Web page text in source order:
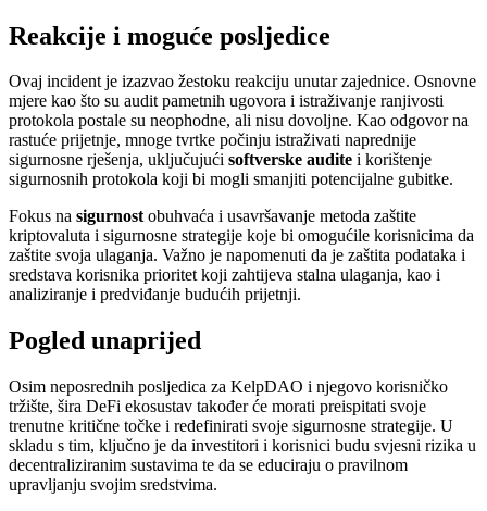
Reakcije i moguće posljedice
Ovaj incident je izazvao žestoku reakciju unutar zajednice. Osnovne
mjere kao što su audit pametnih ugovora i istraživanje ranjivosti
protokola postale su neophodne, ali nisu dovoljne. Kao odgovor na
rastuće prijetnje, mnoge tvrtke počinju istraživati naprednije
sigurnosne rješenja, uključujući softverske audite i korištenje
sigurnosnih protokola koji bi mogli smanjiti potencijalne gubitke.
Fokus na sigurnostobuhvaća i usavršavanje metoda zaštite
kriptovaluta i sigurnosne strategije koje bi omogućile korisnicima da
zaštite svoja ulaganja. Važno je napomenuti da je zaštita podataka i
sredstava korisnika prioritet koji zahtijeva stalna ulaganja, kao i
analiziranje i predviđanje budućih prijetnji.
Pogled unaprijed
Osim neposrednih posljedica za KelpDAO i njegovo korisničko
tržište, šira DeFi ekosustav također će morati preispitati svoje
trenutne kritične točke i redefinirati svoje sigurnosne strategije. U
skladu s tim, ključno je da investitori i korisnici budu svjesni rizika u
decentraliziranim sustavima te da se educiraju o pravilnom
upravljanju svojim sredstvima.